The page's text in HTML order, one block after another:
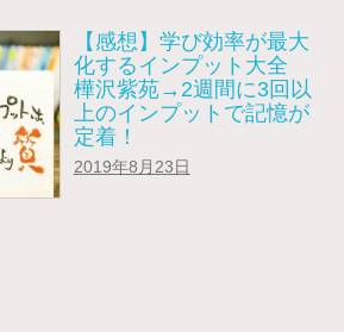
【感想】学び効率が最大
化するインプット大全
樺沢紫苑→2週間に3回以
上のインプットで記憶が
定着！
2019年8月23日